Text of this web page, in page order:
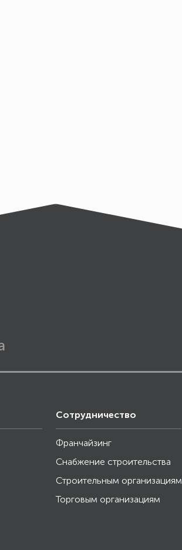
Сотрудничество
Франчайзинг
Снабжение строительства
Строительным организациям
Торговым организациям